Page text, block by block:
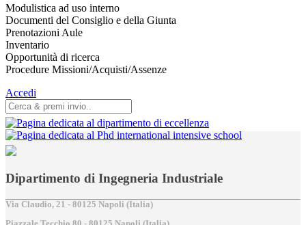
Modulistica ad uso interno
Documenti del Consiglio e della Giunta
Prenotazioni Aule
Inventario
Opportunità di ricerca
Procedure Missioni/Acquisti/Assenze
Accedi
Dipartimento di Ingegneria Industriale
Via Claudio, 21 - 80125 Napoli (Italia)